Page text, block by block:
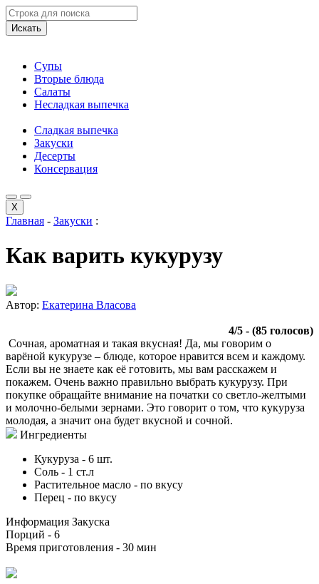
Искать
Супы
Вторые блюда
Салаты
Несладкая выпечка
Сладкая выпечка
Закуски
Десерты
Консервация
X
Главная - Закуски :
Как варить кукурузу
Автор: Екатерина Власова
4/5 - (85 голосов)
Сочная, ароматная и такая вкусная! Да, мы говорим о
варёной кукурузе – блюде, которое нравится всем и каждому.
Если вы не знаете как её готовить, мы вам расскажем и
покажем. Очень важно правильно выбрать кукурузу. При
покупке обращайте внимание на початки со светло-желтыми
и молочно-белыми зернами. Это говорит о том, что кукуруза
молодая, а значит она будет вкусной и сочной.
Ингредиенты
Кукуруза - 6 шт.
Соль - 1 ст.л
Растительное масло - по вкусу
Перец - по вкусу
Информация Закуска
Порций - 6
Время приготовления - 30 мин